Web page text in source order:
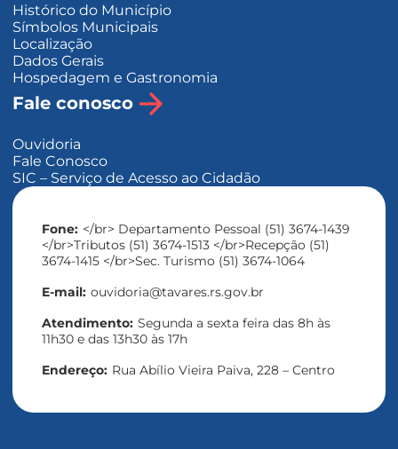
Histórico do Município
Símbolos Municipais
Localização
Dados Gerais
Hospedagem e Gastronomia
Fale conosco
Ouvidoria
Fale Conosco
SIC – Serviço de Acesso ao Cidadão
Fone: </br> Departamento Pessoal (51) 3674-1439
</br>Tributos (51) 3674-1513 </br>Recepção (51)
3674-1415 </br>Sec. Turismo (51) 3674-1064
E-mail: ouvidoria@tavares.rs.gov.br
Atendimento: Segunda a sexta feira das 8h às
11h30 e das 13h30 às 17h
Endereço: Rua Abílio Vieira Paiva, 228 – Centro